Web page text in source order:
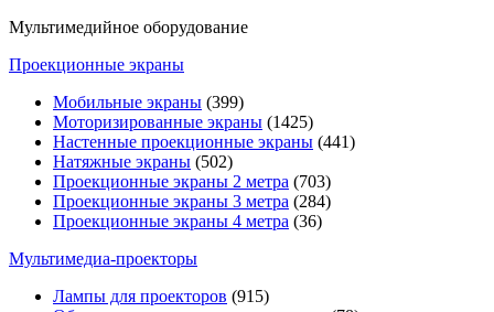
Мультимедийное оборудование
Проекционные экраны
Мобильные экраны (399)
Моторизированные экраны (1425)
Настенные проекционные экраны (441)
Натяжные экраны (502)
Проекционные экраны 2 метра (703)
Проекционные экраны 3 метра (284)
Проекционные экраны 4 метра (36)
Мультимедиa-проекторы
Лампы для проекторов (915)